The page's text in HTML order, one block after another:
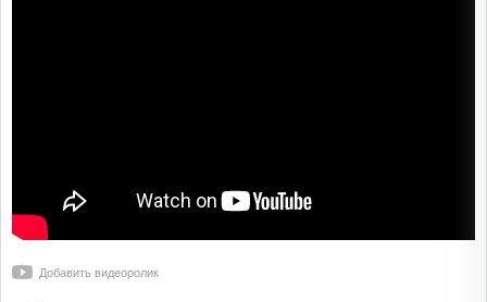
Добавить видеоролик